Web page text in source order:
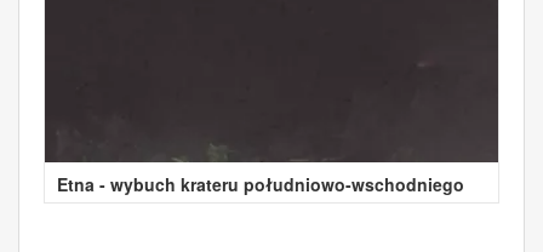
Etna - wybuch krateru południowo-wschodniego